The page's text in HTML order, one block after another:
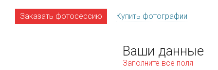
Заказать фотосессию Купить фотографии
Ваши данные
Заполните все поля